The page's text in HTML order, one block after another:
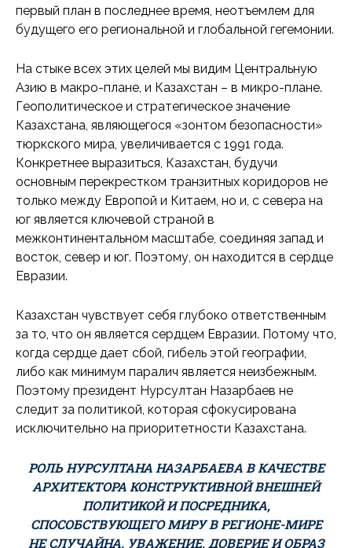
первый план в последнее время, неотъемлем для
будущего его региональной и глобальной гегемонии.
На стыке всех этих целей мы видим Центральную
Азию в макро-плане, и Казахстан – в микро-плане.
Геополитическое и стратегическое значение
Казахстана, являющегося «зонтом безопасности»
тюркского мира, увеличивается с 1991 года.
Конкретнее выразиться, Казахстан, будучи
основным перекрестком транзитных коридоров не
только между Европой и Китаем, но и, с севера на
юг является ключевой страной в
межконтинентальном масштабе, соединяя запад и
восток, север и юг. Поэтому, он находится в сердце
Евразии.
Казахстан чувствует себя глубоко ответственным
за то, что он является сердцем Евразии. Потому что,
когда сердце дает сбой, гибель этой географии,
либо как минимум паралич является неизбежным.
Поэтому президент Нурсултан Назарбаев не
следит за политикой, которая сфокусирована
исключительно на приоритетности Казахстана.
РОЛЬ НУРСУЛТАНА НАЗАРБАЕВА В КАЧЕСТВЕ
АРХИТЕКТОРА КОНСТРУКТИВНОЙ ВНЕШНЕЙ
ПОЛИТИКОЙ И ПОСРЕДНИКА,
СПОСОБСТВУЮЩЕГО МИРУ В РЕГИОНЕ-МИРЕ
НЕ СЛУЧАЙНА. УВАЖЕНИЕ, ДОВЕРИЕ И ОБРАЗ